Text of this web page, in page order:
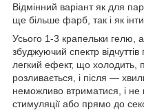
Відмінний варіант як для
ще більше фарб, так і як
Усього 1-3 крапельки гелю,
збуджуючий спектр
легкий ефект, що холодить,
розливається, і після —
неможливо втриматися, і не
стимуляції або прямо до